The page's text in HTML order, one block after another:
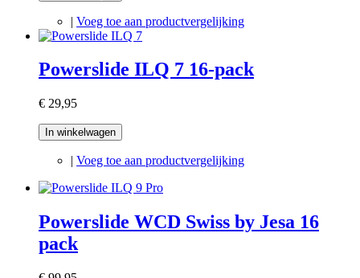
| Voeg toe aan productvergelijking
Powerslide ILQ 7 16-pack
€ 29,95
In winkelwagen
| Voeg toe aan productvergelijking
Powerslide WCD Swiss by Jesa 16
pack